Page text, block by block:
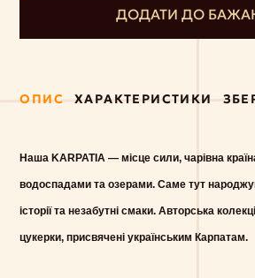
ДОДАТИ ДО
ОПИС ХАРАКТЕРИСТИКИ
Наша KARPATIA — місце сили, чарівна
водоспадами та озерами. Саме тут
історії та незабутні смаки. Авторська
цукерки, присвячені українським Карпатам.